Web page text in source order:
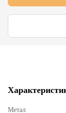
Метал